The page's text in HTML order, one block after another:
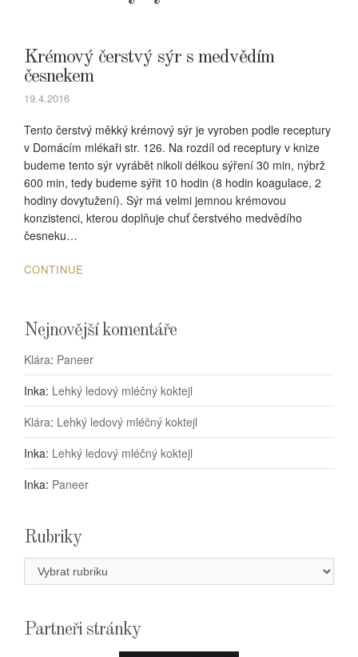
Krémový čerstvý sýr s medvědím
česnekem
19.4.2016
Tento čerstvý měkký krémový sýr je vyroben podle receptury
v Domácím mlékaři str. 126. Na rozdíl od receptury v knize
budeme tento sýr vyrábět nikoli délkou sýření 30 min, nýbrž
600 min, tedy budeme sýřit 10 hodin (8 hodin koagulace, 2
hodiny dovytužení). Sýr má velmi jemnou krémovou
konzistenci, kterou doplňuje chuť čerstvého medvědího
česneku…
CONTINUE
Nejnovější komentáře
Klára: Paneer
Inka: Lehký ledový mléčný koktejl
Klára: Lehký ledový mléčný koktejl
Inka: Lehký ledový mléčný koktejl
Inka: Paneer
Rubriky
Rubriky
Partneři stránky